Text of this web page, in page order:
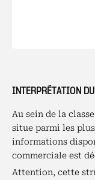
INTERPRÉTATION
Au sein de la
situe parmi les
informations
commerciale est
Attention, cette